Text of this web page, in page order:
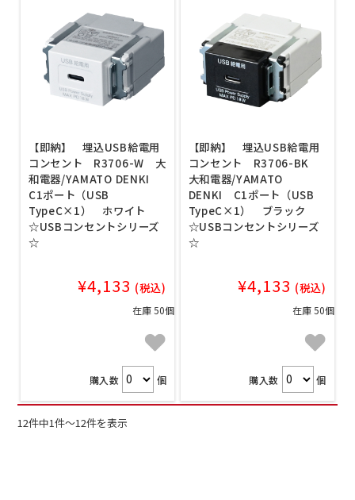
【即納】 埋込USB給電用
コンセント R3706-W 大
和電器/YAMATO DENKI
C1ポート（USB
TypeC×1） ホワイト
☆USBコンセントシリーズ
☆
¥4,133 (税込)
在庫 50個
購入数 個
【即納】 埋込USB給電用
コンセント R3706-BK
大和電器/YAMATO
DENKI C1ポート（USB
TypeC×1） ブラック
☆USBコンセントシリーズ
☆
¥4,133 (税込)
在庫 50個
購入数 個
12件中1件～12件を表示